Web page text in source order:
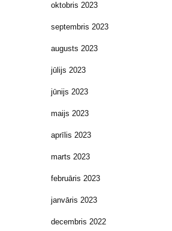
oktobris 2023
septembris 2023
augusts 2023
jūlijs 2023
jūnijs 2023
maijs 2023
aprīlis 2023
marts 2023
februāris 2023
janvāris 2023
decembris 2022